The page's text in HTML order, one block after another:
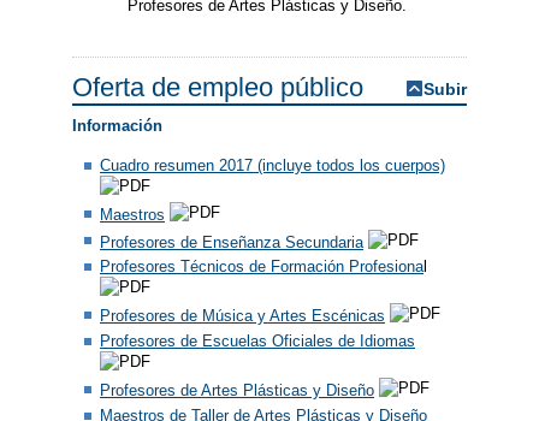
Profesores de Artes Plásticas y Diseño.
Oferta de empleo público Subir
Información
Cuadro resumen 2017 (incluye todos los cuerpos)
Maestros
Profesores de Enseñanza Secundaria
Profesores Técnicos de Formación Profesional
Profesores de Música y Artes Escénicas
Profesores de Escuelas Oficiales de Idiomas
Profesores de Artes Plásticas y Diseño
Maestros de Taller de Artes Plásticas y Diseño